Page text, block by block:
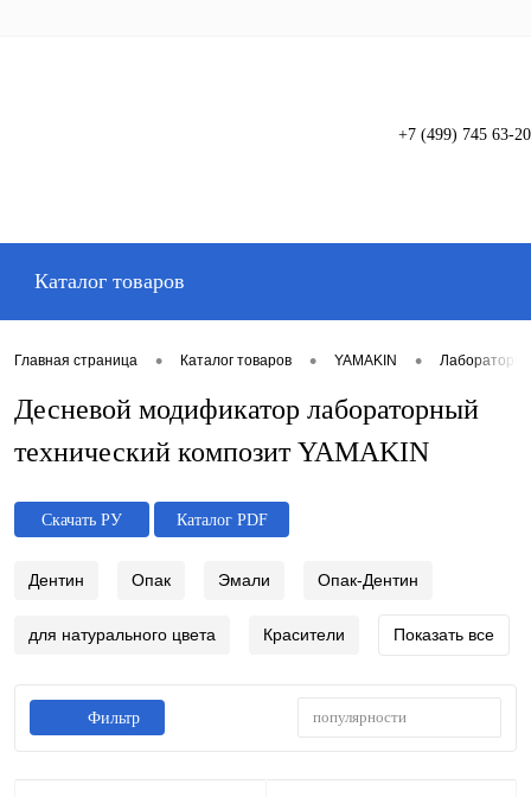
+7 (499) 745 63-20
Каталог товаров
Главная страница • Каталог товаров • YAMAKIN •
Десневой модификатор лабораторный
технический композит YAMAKIN
Скачать РУ Каталог PDF
Дентин Опак Эмали Опак-Дентин
для натурального цвета Красители Показать все
Фильтр популярности